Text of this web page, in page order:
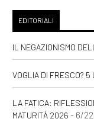
[19]
Tinazzi:
[04]
EDITORIALI
IL NEGAZIONISMO
VOGLIA DI FRESCO? 5
LA FATICA:
MATURITÀ 2026 - 6/